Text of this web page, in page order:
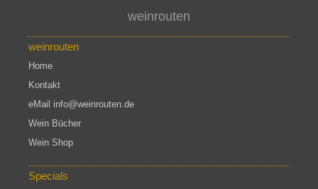
weinrouten
weinrouten
Home
Kontakt
eMail info@weinrouten.de
Wein Bücher
Wein Shop
Specials